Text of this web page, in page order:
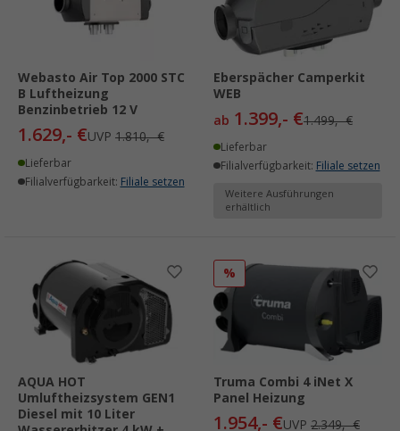
Webasto Air Top 2000 STC
B Luftheizung
Benzinbetrieb 12 V
1.629,- €UVP 1.810,- €
Lieferbar
Filialverfügbarkeit: Filiale setzen
Eberspächer Camperkit
WEB
ab 1.399,- €1.499,- €
Lieferbar
Filialverfügbarkeit: Filiale setzen
Weitere Ausführungen
erhältlich
AQUA HOT
Umluftheizsystem GEN1
Diesel mit 10 Liter
%
Truma Combi 4 iNet X
Panel Heizung
1.954,- €UVP 2.349,- €